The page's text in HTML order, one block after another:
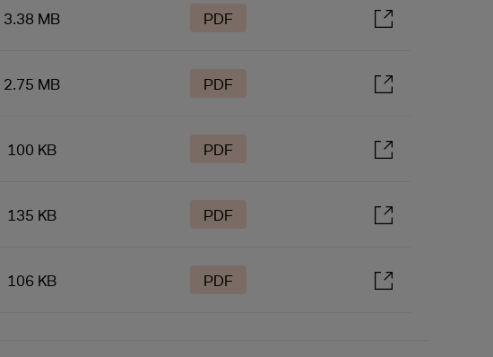
3.38 MB PDF
2.75 MB PDF
100 KB PDF
135 KB PDF
106 KB PDF